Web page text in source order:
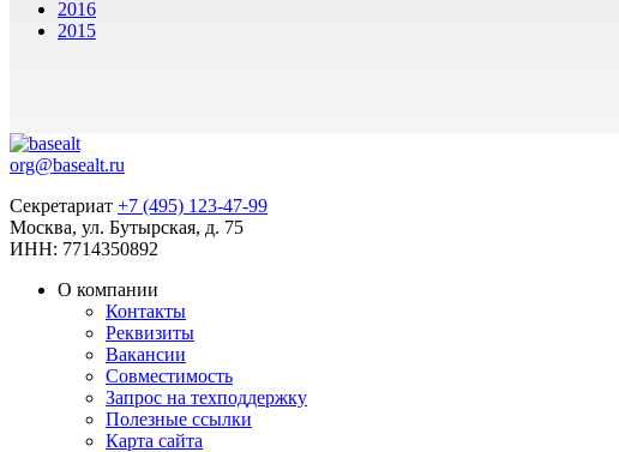
2016
2015
org@basealt.ru
Секретариат +7 (495) 123-47-99
Москва, ул. Бутырская, д. 75
ИНН: 7714350892
О компании
Контакты
Реквизиты
Вакансии
Совместимость
Запрос на техподдержку
Полезные ссылки
Карта сайта